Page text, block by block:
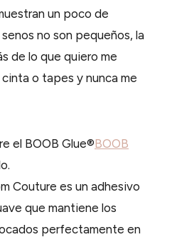
un poco de
no son pequeños, la
de lo que quiero me
o tapes y nunca me
el BOOB Glue®BOOB
Couture es un adhesivo
que mantiene los
perfectamente en